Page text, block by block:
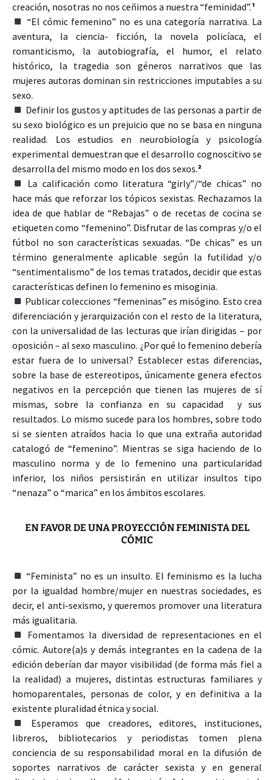
creación, nosotras no nos ceñimos a nuestra “feminidad”.¹
“El cómic femenino” no es una categoría narrativa. La
aventura, la ciencia- ficción, la novela policíaca, el
romanticismo, la autobiografía, el humor, el relato
histórico, la tragedia son géneros narrativos que las
mujeres autoras dominan sin restricciones imputables a su
sexo.
Definir los gustos y aptitudes de las personas a partir de
su sexo biológico es un prejuicio que no se basa en ninguna
realidad. Los estudios en neurobiología y psicología
experimental demuestran que el desarrollo cognoscitivo se
desarrolla del mismo modo en los dos sexos.²
La calificación como literatura “girly”/“de chicas” no
hace más que reforzar los tópicos sexistas. Rechazamos la
idea de que hablar de “Rebajas” o de recetas de cocina se
etiqueten como “femenino”. Disfrutar de las compras y/o el
fútbol no son características sexuadas. “De chicas” es un
término generalmente aplicable según la futilidad y/o
“sentimentalismo” de los temas tratados, decidir que estas
características definen lo femenino es misoginia.
Publicar colecciones “femeninas” es misógino. Esto crea
diferenciación y jerarquización con el resto de la literatura,
con la universalidad de las lecturas que irían dirigidas – por
oposición – al sexo masculino. ¿Por qué lo femenino debería
estar fuera de lo universal? Establecer estas diferencias,
sobre la base de estereotipos, únicamente genera efectos
negativos en la percepción que tienen las mujeres de sí
mismas, sobre la confianza en su capacidad y sus
resultados. Lo mismo sucede para los hombres, sobre todo
si se sienten atraídos hacia lo que una extraña autoridad
catalogó de “femenino”. Mientras se siga haciendo de lo
masculino norma y de lo femenino una particularidad
inferior, los niños persistirán en utilizar insultos tipo
“nenaza” o “marica” en los ámbitos escolares.
EN FAVOR DE UNA PROYECCIÓN FEMINISTA DEL
CÓMIC
“Feminista” no es un insulto. El feminismo es la lucha
por la igualdad hombre/mujer en nuestras sociedades, es
decir, el anti-sexismo, y queremos promover una literatura
más igualitaria.
Fomentamos la diversidad de representaciones en el
cómic. Autore(a)s y demás integrantes en la cadena de la
edición deberían dar mayor visibilidad (de forma más fiel a
la realidad) a mujeres, distintas estructuras familiares y
homoparentales, personas de color, y en definitiva a la
existente pluralidad étnica y social.
Esperamos que creadores, editores, instituciones,
libreros, bibliotecarios y periodistas tomen plena
conciencia de su responsabilidad moral en la difusión de
soportes narrativos de carácter sexista y en general